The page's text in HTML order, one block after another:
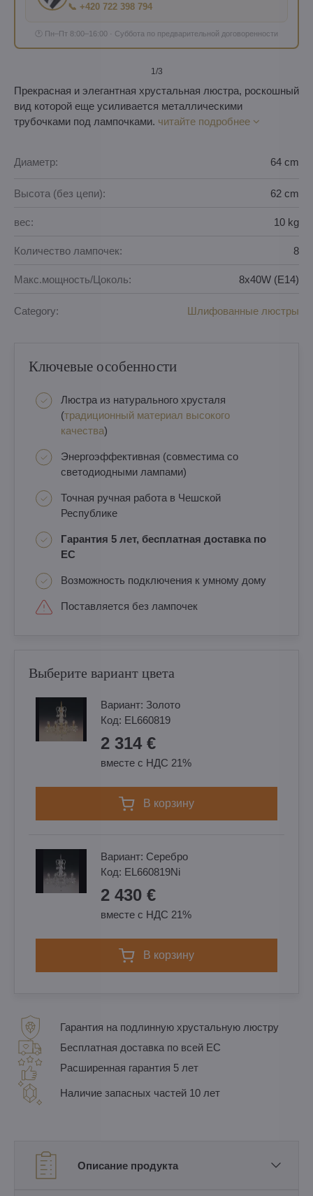
📞 +420 722 398 794
🕐 Пн–Пт 8:00–16:00 · Суббота по предварительной договоренности
1/3
Прекрасная и элегантная хрустальная люстра, роскошный
вид которой еще усиливается металлическими
трубочками под лампочками. читайте подробнее
Диаметр: 64 cm
Высота (без цепи): 62 cm
вес: 10 kg
Количество лампочек: 8
Макс.мощность/Цоколь: 8x40W (E14)
Category: Шлифованные люстры
Ключевые особенности
Люстра из натурального хрусталя
(традиционный материал высокого
качества)
Энергоэффективная (совместима со
светодиодными лампами)
Точная ручная работа в Чешской
Республике
Гарантия 5 лет, бесплатная доставка по
ЕС
Возможность подключения к умному дому
Поставляется без лампочек
Выберите вариант цвета
Вариант: Золотo
Код: EL660819
2 314 €
вместе с НДС 21%
в корзину
Вариант: Cеребро
Код: EL660819Ni
2 430 €
вместе с НДС 21%
в корзину
Гарантия на подлинную хрустальную люстру
Бесплатная доставка по всей ЕС
Расширенная гарантия 5 лет
Наличие запасных частей 10 лет
Описание продукта